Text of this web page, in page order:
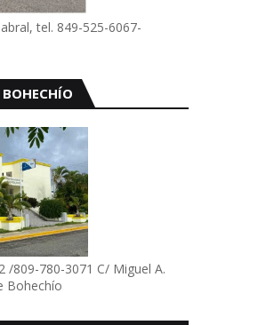
tel. 849-525-6067-
/809-780-3071 C/ Miguel A.
Bohechío